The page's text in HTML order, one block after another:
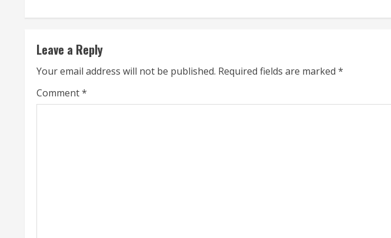
i
n
u
Leave a Reply
Your email address will not be published. Required fields are marked *
Comment*